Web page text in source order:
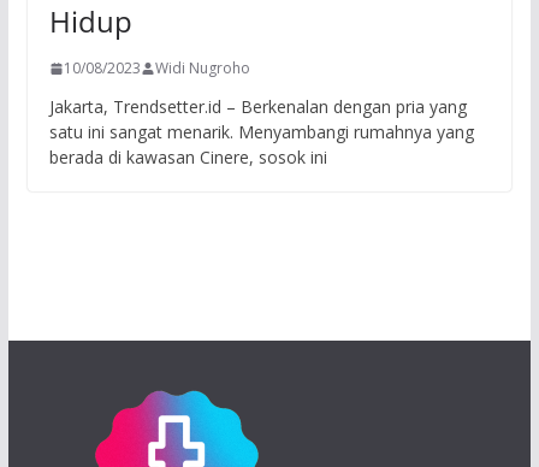
Hidup
10/08/2023 Widi Nugroho
Jakarta, Trendsetter.id – Berkenalan dengan pria yang
satu ini sangat menarik. Menyambangi rumahnya yang
berada di kawasan Cinere, sosok ini